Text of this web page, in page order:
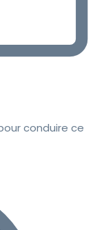
conduire ce